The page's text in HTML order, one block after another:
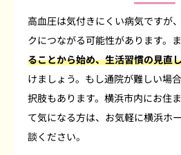
高血圧は気付きにくい病気ですが
クにつながる可能性があります。
ることから始め、生活習慣の見直
けましょう。もし通院が難しい場
択肢もあります。横浜市内にお住
て気になる方は、お気軽に横浜ホ
談ください。